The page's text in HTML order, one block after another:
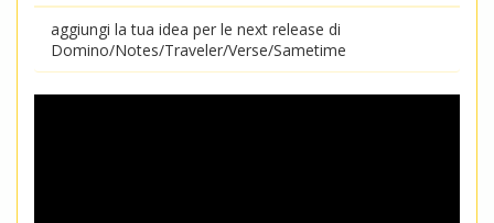
aggiungi la tua idea per le next release di
Domino/Notes/Traveler/Verse/Sametime